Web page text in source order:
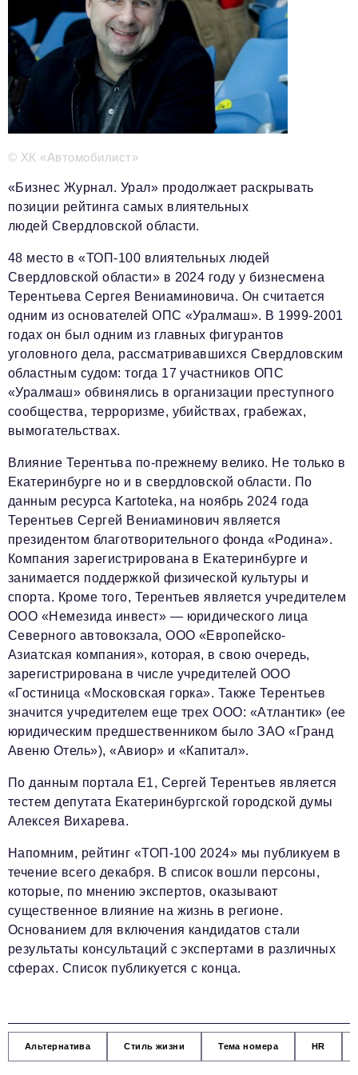
Телефон редакции:+7 495 727-01-67
Электронные почты редакции:
Информационный отдел
info@business-magazine.online
Отдел рекламы
podpiska@business-magazine.online
Отдел по работе с партнерами
partner@business-magazine.online
© ХК «Автомобилист»
«Бизнес Журнал. Урал» продолжает раскрывать
позиции рейтинга самых влиятельных
людей Свердловской области.
48 место в «ТОП-100 влиятельных людей
Свердловской области» в 2024 году у бизнесмена
Терентьева Сергея Вениаминовича. Он считается
одним из основателей ОПС «Уралмаш». В 1999-2001
годах он был одним из главных фигурантов
уголовного дела, рассматривавшихся Свердловским
областным судом: тогда 17 участников ОПС
«Уралмаш» обвинялись в организации преступного
сообщества, терроризме, убийствах, грабежах,
вымогательствах.
Влияние Терентьва по-прежнему велико. Не только в
Екатеринбурге но и в свердловской области. По
данным ресурса Kartoteka, на ноябрь 2024 года
Терентьев Сергей Вениаминович является
президентом благотворительного фонда «Родина».
Компания зарегистрирована в Екатеринбурге и
занимается поддержкой физической культуры и
спорта. Кроме того, Терентьев является учредителем
ООО «Немезида инвест» — юридического лица
Северного автовокзала, ООО «Европейско-
Азиатская компания», которая, в свою очередь,
зарегистрирована в числе учредителей ООО
«Гостиница «Московская горка». Также Терентьев
значится учредителем еще трех ООО: «Атлантик» (ее
юридическим предшественником было ЗАО «Гранд
Авеню Отель»), «Авиор» и «Капитал».
По данным портала Е1, Сергей Терентьев является
тестем депутата Екатеринбургской городской думы
Алексея Вихарева.
Напомним, рейтинг «ТОП-100 2024» мы публикуем в
течение всего декабря. В список вошли персоны,
которые, по мнению экспертов, оказывают
существенное влияние на жизнь в регионе.
Основанием для включения кандидатов стали
результаты консультаций с экспертами в различных
сферах. Список публикуется с конца.
Альтернатива Стиль жизни Тема номера HR